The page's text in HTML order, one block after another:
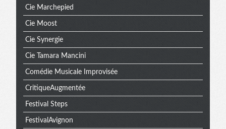
Cie Marchepied
Cie Moost
Cie Synergie
Cie Tamara Mancini
Comédie Musicale Improvisée
CritiqueAugmentée
Festival Steps
FestivalAvignon